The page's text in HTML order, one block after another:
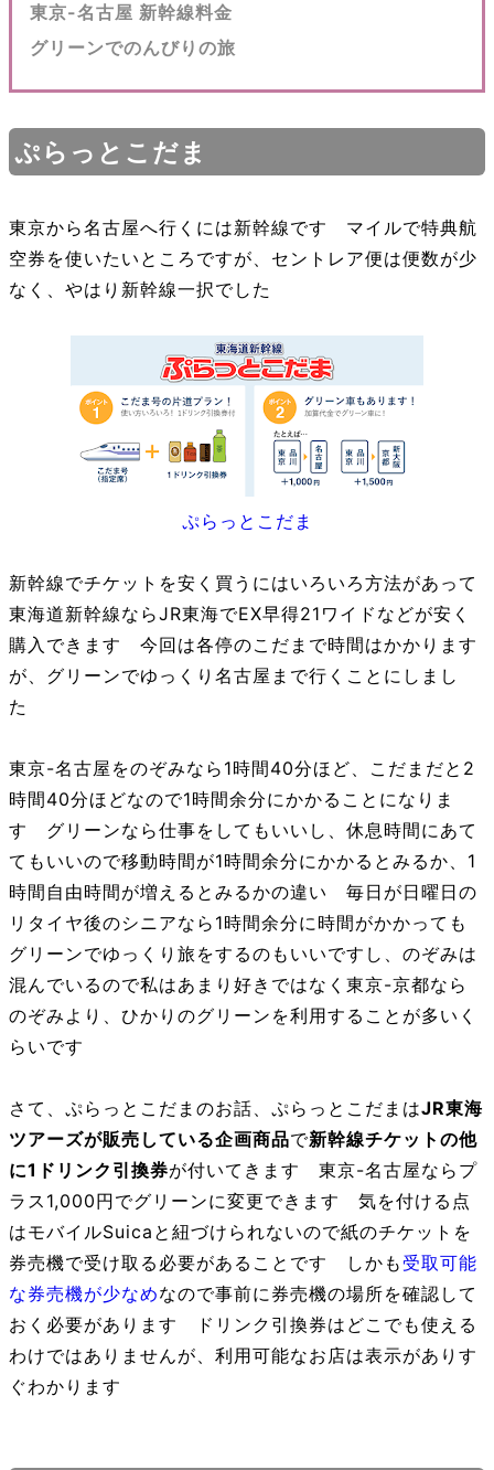
東京-名古屋 新幹線料金
グリーンでのんびりの旅
ぷらっとこだま
東京から名古屋へ行くには新幹線です マイルで特典航
空券を使いたいところですが、セントレア便は便数が少
なく、やはり新幹線一択でした
ぷらっとこだま
新幹線でチケットを安く買うにはいろいろ方法があって
東海道新幹線ならJR東海でEX早得21ワイドなどが安く
購入できます 今回は各停のこだまで時間はかかります
が、グリーンでゆっくり名古屋まで行くことにしまし
た
東京-名古屋をのぞみなら1時間40分ほど、こだまだと2
時間40分ほどなので1時間余分にかかることになりま
す グリーンなら仕事をしてもいいし、休息時間にあて
てもいいので移動時間が1時間余分にかかるとみるか、1
時間自由時間が増えるとみるかの違い 毎日が日曜日の
リタイヤ後のシニアなら1時間余分に時間がかかっても
グリーンでゆっくり旅をするのもいいですし、のぞみは
混んでいるので私はあまり好きではなく東京-京都なら
のぞみより、ひかりのグリーンを利用することが多いく
らいです
さて、ぷらっとこだまのお話、ぷらっとこだまはJR東海
ツアーズが販売している企画商品で新幹線チケットの他
に1ドリンク引換券が付いてきます 東京-名古屋ならプ
ラス1,000円でグリーンに変更できます 気を付ける点
はモバイルSuicaと紐づけられないので紙のチケットを
券売機で受け取る必要があることです しかも 受取可能
な券売機が少なめなので事前に券売機の場所を確認して
おく必要があります ドリンク引換券はどこでも使える
わけではありませんが、利用可能なお店は表示がありす
ぐわかります